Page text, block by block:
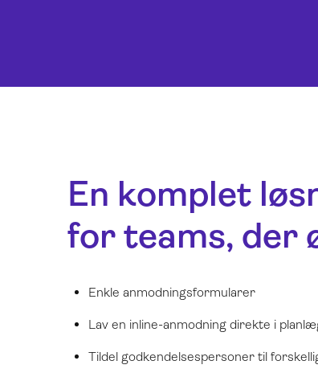
En komplet
for teams, der
Enkle anmodningsformularer
Lav en inline-anmodning direkte i
Tildel godkendelsespersoner til